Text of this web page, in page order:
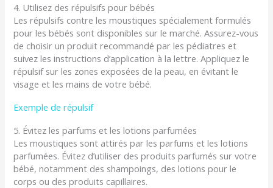
4. Utilisez des répulsifs pour bébés
Les répulsifs contre les moustiques spécialement formulés
pour les bébés sont disponibles sur le marché. Assurez-vous
de choisir un produit recommandé par les pédiatres et
suivez les instructions d’application à la lettre. Appliquez le
répulsif sur les zones exposées de la peau, en évitant le
visage et les mains de votre bébé.
Exemple de répulsif
5. Évitez les parfums et les lotions parfumées
Les moustiques sont attirés par les parfums et les lotions
parfumées. Évitez d’utiliser des produits parfumés sur votre
bébé, notamment des shampoings, des lotions pour le
corps ou des produits capillaires.